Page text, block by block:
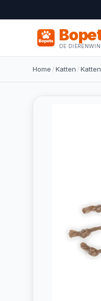
DE
Home /Katten /